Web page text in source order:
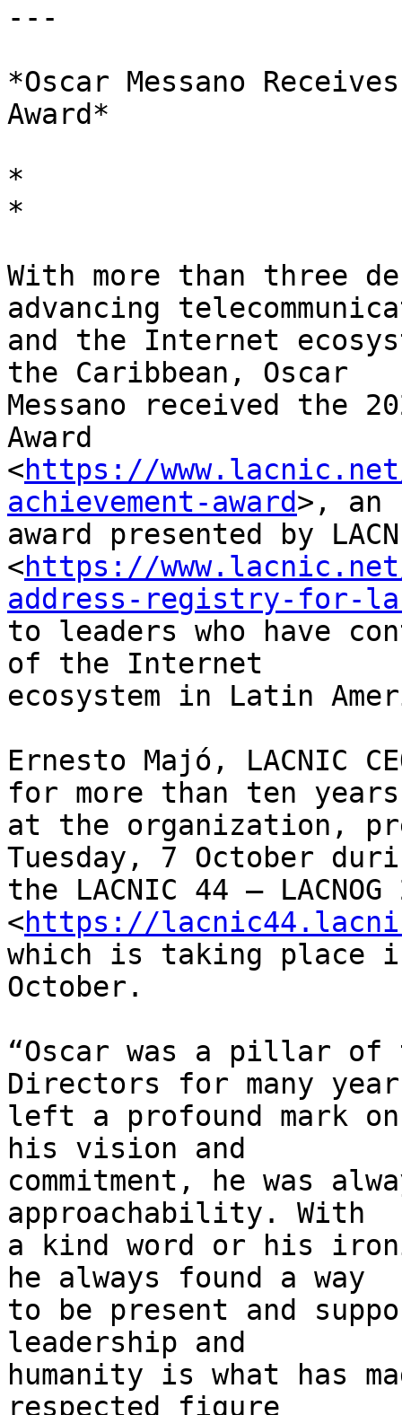
---
*Oscar Messano
Award*
*
*
With more than three
advancing
and the Internet
the Caribbean, Oscar
Messano received the
Award
<https://
achievement-award>, an
award presented by
<https://
address-registry-for-
to leaders who have
of the Internet
ecosystem in Latin
Ernesto Majó, LACNIC
for more than ten
at the organization,
Tuesday, 7 October
the LACNIC 44 – LACNOG
<https://
which is taking place
October.
“Oscar was a pillar of
Directors for many
left a profound mark
his vision and
commitment, he was
approachability. With
a kind word or his
he always found a way
to be present and
leadership and
humanity is what has
respected figure